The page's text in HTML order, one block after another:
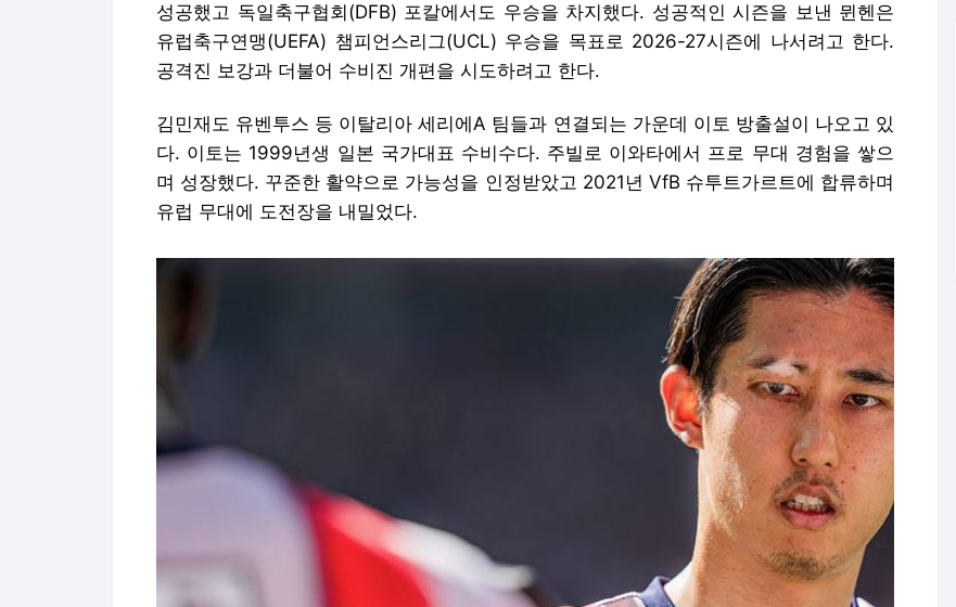
성공했고 독일축구협회(DFB) 포칼에서도 우승을 차지했다. 성공적인 시즌을 보낸 뮌헨은
유럽축구연맹(UEFA) 챔피언스리그(UCL) 우승을 목표로 2026-27시즌에 나서려고 한다.
공격진 보강과 더불어 수비진 개편을 시도하려고 한다.
김민재도 유벤투스 등 이탈리아 세리에A 팀들과 연결되는 가운데 이토 방출설이 나오고 있
다. 이토는 1999년생 일본 국가대표 수비수다. 주빌로 이와타에서 프로 무대 경험을 쌓으
며 성장했다. 꾸준한 활약으로 가능성을 인정받았고 2021년 VfB 슈투트가르트에 합류하며
유럽 무대에 도전장을 내밀었다.